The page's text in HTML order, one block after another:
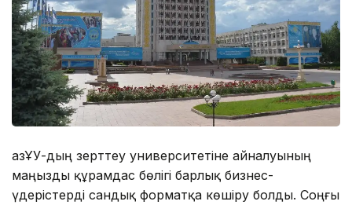
ҚазҰУ-дың зерттеу университетіне айналуының
маңызды құрамдас бөлігі барлық бизнес-
үдерістерді сандық форматқа көшіру болды. Соңғы